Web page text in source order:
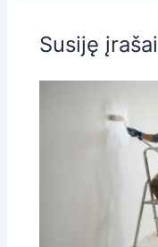
Susiję įrašai